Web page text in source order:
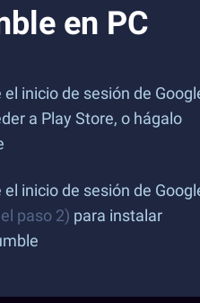
en PC
inicio de sesión de
a Play Store, o hágalo
inicio de sesión de
paso 2) para instalar